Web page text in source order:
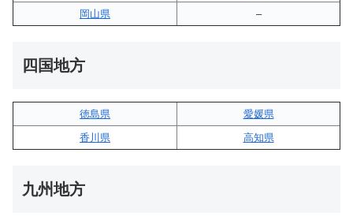
岡山県
–
四国地方
徳島県
愛媛県
香川県
高知県
九州地方